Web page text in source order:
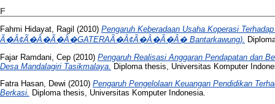
F
Fahmi Hidayat, Ragil (2010) Pengaruh Keberadaan Usaha Koperasi
Ã�Â¢Ã�Â�Ã�Â�GATERAÃ�Â¢Ã�Â�Ã�Â� Bantarkawung).
Fajar Ramdani, Cep (2010) Pengaruh Realisasi Anggaran Pendapatan dan
Desa Mandalagiri Tasikmalaya. Diploma thesis, Universitas Komputer
Fatra Hasan, Dewi (2010) Pengaruh Pengelolaan Keuangan Pendidikan
Berkasi. Diploma thesis, Universitas Komputer Indonesia.